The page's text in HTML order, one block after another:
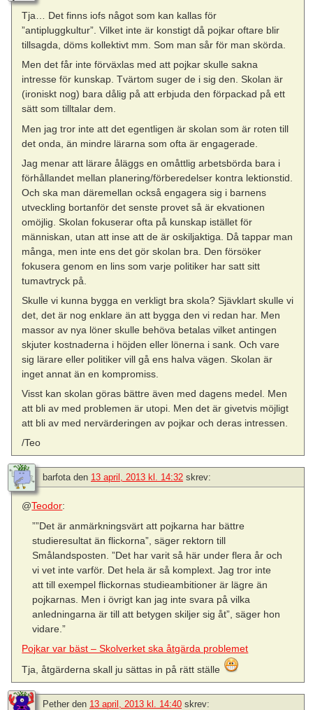
Tja… Det finns iofs något som kan kallas för
”antipluggkultur”. Vilket inte är konstigt då pojkar oftare blir
tillsagda, döms kollektivt mm. Som man sår för man skörda.
Men det får inte förväxlas med att pojkar skulle sakna
intresse för kunskap. Tvärtom suger de i sig den. Skolan är
(ironiskt nog) bara dålig på att erbjuda den förpackad på ett
sätt som tilltalar dem.
Men jag tror inte att det egentligen är skolan som är roten till
det onda, än mindre lärarna som ofta är engagerade.
Jag menar att lärare åläggs en omåttlig arbetsbörda bara i
förhållandet mellan planering/förberedelser kontra lektionstid.
Och ska man däremellan också engagera sig i barnens
utveckling bortanför det senste provet så är ekvationen
omöjlig. Skolan fokuserar ofta på kunskap istället för
människan, utan att inse att de är oskiljaktiga. Då tappar man
många, men inte ens det gör skolan bra. Den försöker
fokusera genom en lins som varje politiker har satt sitt
tumavtryck på.
Skulle vi kunna bygga en verkligt bra skola? Sjävklart skulle vi
det, det är nog enklare än att bygga den vi redan har. Men
massor av nya löner skulle behöva betalas vilket antingen
skjuter kostnaderna i höjden eller lönerna i sank. Och vare
sig lärare eller politiker vill gå ens halva vägen. Skolan är
inget annat än en kompromiss.
Visst kan skolan göras bättre även med dagens medel. Men
att bli av med problemen är utopi. Men det är givetvis möjligt
att bli av med nervärderingen av pojkar och deras intressen.
/Teo
barfotaden 13 april, 2013 kl. 14:32 skrev:
@Teodor:
””Det är anmärkningsvärt att pojkarna har bättre
studieresultat än flickorna”, säger rektorn till
Smålandsposten. ”Det har varit så här under flera år och
vi vet inte varför. Det hela är så komplext. Jag tror inte
att till exempel flickornas studieambitioner är lägre än
pojkarnas. Men i övrigt kan jag inte svara på vilka
anledningarna är till att betygen skiljer sig åt”, säger hon
vidare.”
Pojkar var bäst – Skolverket ska åtgärda problemet
Tja, åtgärderna skall ju sättas in på rätt ställe
Pether den 13 april, 2013 kl. 14:40 skrev: